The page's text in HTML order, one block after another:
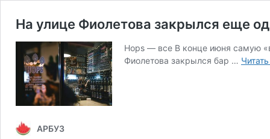
На улице Фиолетова закрылся еще
Hops — все В конце июня самую
Фиолетова закрылся бар …
АРБУЗ